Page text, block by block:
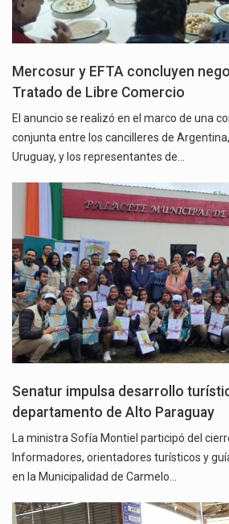
Mercosur y EFTA concluyen
Tratado de Libre Comercio
El anuncio se realizó en el marco de una
conjunta entre los cancilleres de
Uruguay, y los representantes de…
Senatur impulsa desarrollo
departamento de Alto Paraguay
La ministra Sofía Montiel participó del
Informadores, orientadores turísticos y
en la Municipalidad de Carmelo…